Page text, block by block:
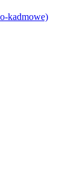
kadmowe)